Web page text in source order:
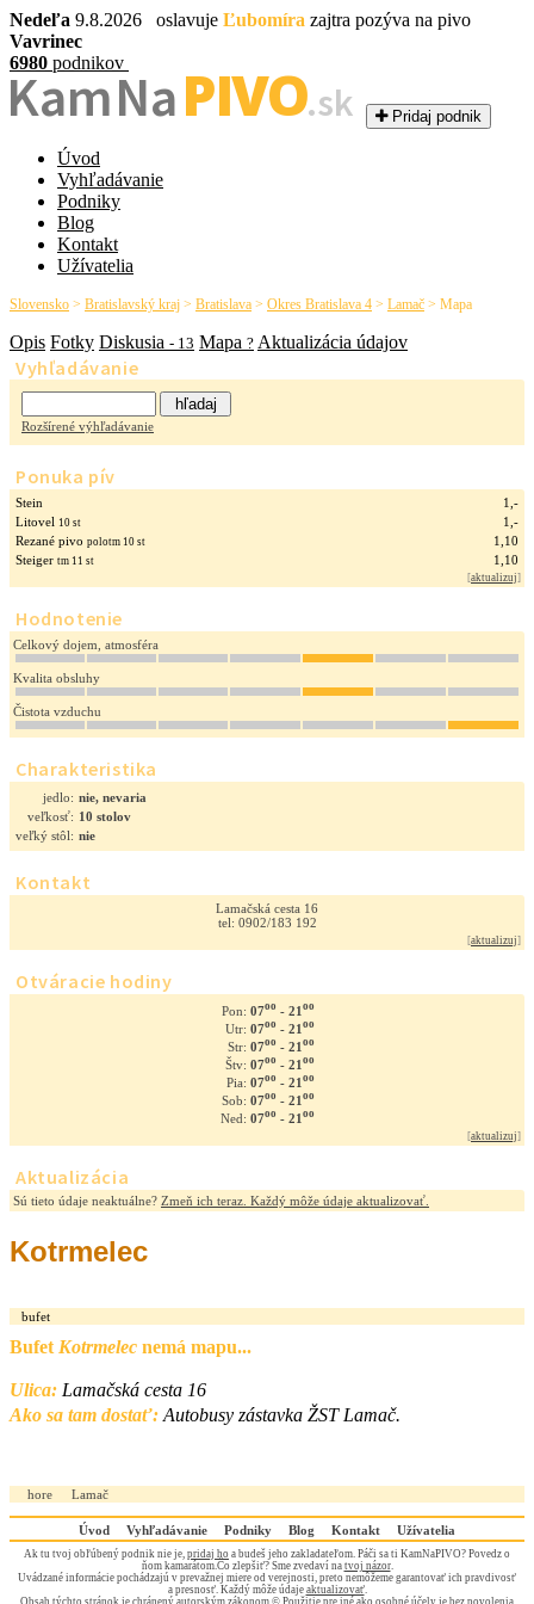
Nedeľa 9.8.2026 oslavuje Ľubomíra zajtra pozýva na pivo
Vavrinec
6980 podnikov
Kam NaPIVO.sk Pridaj podnik
Úvod
Vyhľadávanie
Podniky
Blog
Kontakt
Užívatelia
Slovensko > Bratislavský kraj > Bratislava > Okres Bratislava 4 > Lamač > Mapa
Opis Fotky Diskusia - 13 Mapa ? Aktualizácia údajov
Vyhľadávanie
Rozšírené výhľadávanie
Ponuka pív
Stein
1,-
Litovel 10 st
1,-
Rezané pivo polotm 10 st
1,10
Steiger tm 11 st 1,10
[aktualizuj]
Hodnotenie
Celkový dojem, atmosféra
Kvalita obsluhy
Čistota vzduchu
Charakteristika
jedlo: nie, nevaria
veľkosť: 10 stolov
veľký stôl: nie
Kontakt
Lamačská cesta 16
tel: 0902/183 192
[aktualizuj]
Otváracie hodiny
Pon: 07oo- 21 oo
Utr: 07oo- 21 oo
Str: 07oo- 21 oo
Štv: 07oo- 21 oo
Pia: 07oo- 21 oo
Sob: 07oo- 21 oo
Ned: 07oo- 21 oo
[aktualizuj]
Aktualizácia
Sú tieto údaje neaktuálne? Zmeň ich teraz. Každý môže údaje aktualizovať.
Kotrmelec
bufet
Bufet Kotrmelec nemá mapu...
Ulica: Lamačská cesta 16
Ako sa tam dostať: Autobusy zástavka ŽST Lamač.
hore Lamač
Úvod Vyhľadávanie Podniky Blog Kontakt Užívatelia
Ak tu tvoj obľúbený podnik nie je, pridaj ho a budeš jeho zakladateľom. Páči sa ti KamNaPIVO? Povedz o
ňom kamarátom.Čo zlepšiť? Sme zvedaví na tvoj názor.
Uvádzané informácie pochádzajú v prevažnej miere od verejnosti, preto nemôžeme garantovať ich pravdivosť
a presnosť. Každý môže údaje aktualizovať.
Obsah týchto stránok je chránený autorským zákonom © Použitie pre iné ako osobné účely je bez povolenia